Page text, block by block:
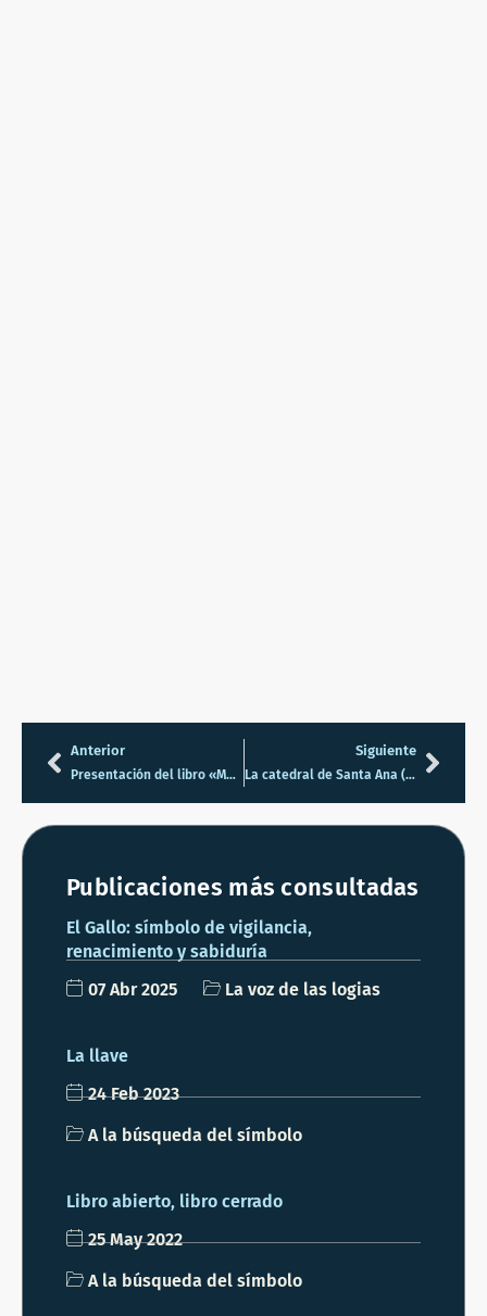
Anterior
Presentación del libro «Mujeres masonas» en Barcelona el 06 de marzo
Siguiente
La catedral de Santa Ana (Las Palmas de GC)
Publicaciones más consultadas
El Gallo: símbolo de vigilancia,
renacimiento y sabiduría
07 Abr 2025
La voz de las logias
La llave
24 Feb 2023
A la búsqueda del símbolo
Libro abierto, libro cerrado
25 May 2022
A la búsqueda del símbolo